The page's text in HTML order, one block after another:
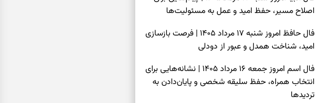
اصلاح مسیر، حفظ امید و عمل به مسئولیت‌ها
فال حافظ امروز شنبه ۱۷ مرداد ۱۴۰۵ | فرصت بازسازی
امید، شناخت همدل و عبور از دودلی
فال اسم امروز جمعه ۱۶ مرداد ۱۴۰۵ | نشانه‌هایی برای
انتخاب همراه، حفظ سلیقه شخصی و پایان‌دادن به
تردیدها